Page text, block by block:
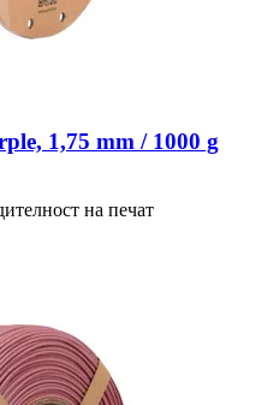
1,75 mm / 1000 g
на печат